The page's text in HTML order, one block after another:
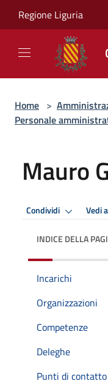
Regione Liguria
Home >
Personale
Mauro
Condividi Vedi
INDICE DELLA
Incarichi
Organizzazioni
Competenze
Deleghe
Punti di contatto